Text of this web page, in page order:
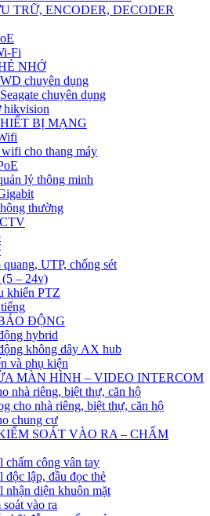
TRỮ, ENCODER, DECODER
Fi
NHỚ
chuyên dụng
chuyên dụng
hikvision
BỊ MẠNG
cho thang máy
lý thông minh
thường
UTP, chống sét
(5 – 24v)
khiển PTZ
ĐỘNG
hybrid
không dây AX hub
và phụ kiện
MÀN HÌNH – VIDEO INTERCOM
nhà riêng, biệt thự, căn hộ
cho nhà riêng, biệt thự, căn hộ
chung cư
SOÁT VÀO RA – CHẤM
chấm công vân tay
độc lập, đầu đọc thẻ
nhận diện khuôn mặt
vào ra